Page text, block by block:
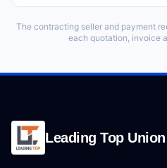
The contracting seller and payment
each quotation, invoice
Leading Top Union